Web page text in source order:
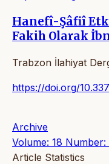
Hanefî-Şâfiî
Fakih Olarak
Trabzon İlahiyat
https://doi.org/
Archive
Volume: 18 Number:
Article Statistics